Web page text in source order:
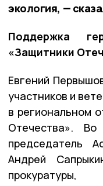
экология, —
Поддержка
«Защитники
Евгений
участников и
в региональном
Отечества». Во
председатель
Андрей
прокуратуры,